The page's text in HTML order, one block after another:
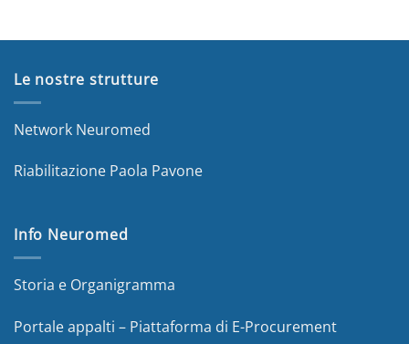
Le nostre strutture
Network Neuromed
Riabilitazione Paola Pavone
Info Neuromed
Storia e Organigramma
Portale appalti – Piattaforma di E-Procurement